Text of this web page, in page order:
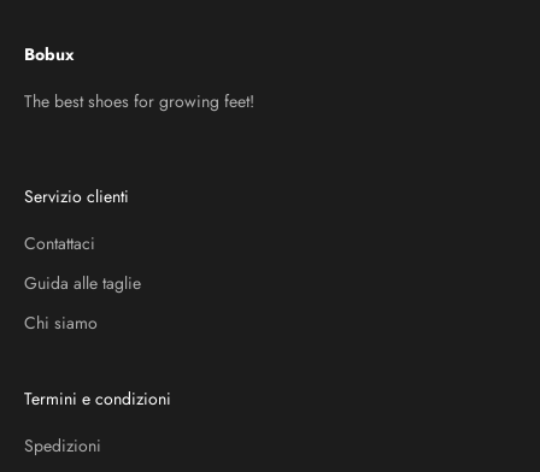
Bobux
The best shoes for growing feet!
Servizio clienti
Contattaci
Guida alle taglie
Chi siamo
Termini e condizioni
Spedizioni